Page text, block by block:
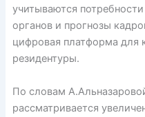
учитываются
органов и прогнозы
цифровая платформа для
резидентуры.
По словам
рассматривается